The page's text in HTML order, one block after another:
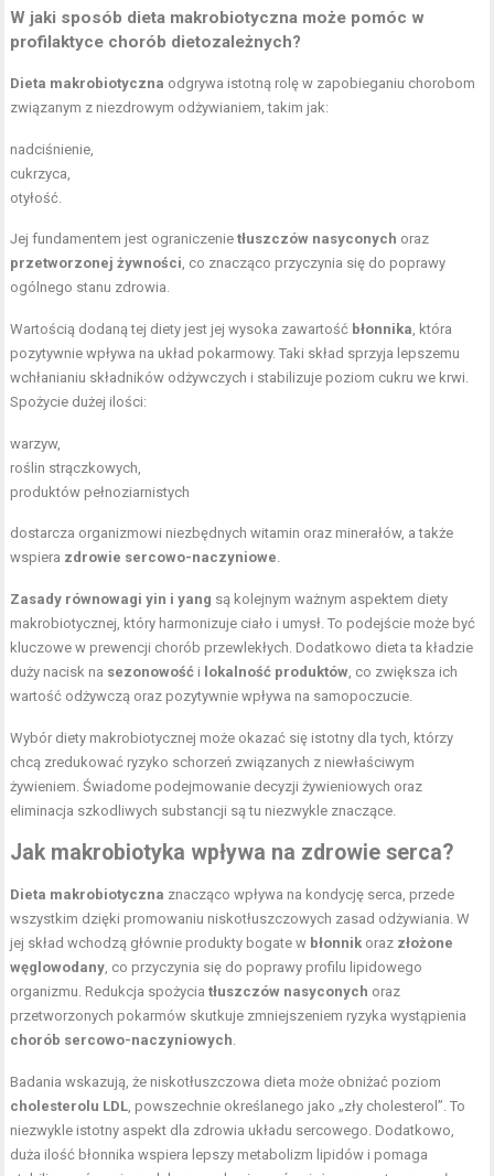
W jaki sposób dieta makrobiotyczna może pomóc w
profilaktyce chorób dietozależnych?
Dieta makrobiotyczna odgrywa istotną rolę w zapobieganiu chorobom
związanym z niezdrowym odżywianiem, takim jak:
nadciśnienie,
cukrzyca,
otyłość.
Jej fundamentem jest ograniczenietłuszczów nasyconych oraz
przetworzonej żywności, co znacząco przyczynia się do poprawy
ogólnego stanu zdrowia.
Wartością dodaną tej diety jest jej wysoka zawartość błonnika, która
pozytywnie wpływa na układ pokarmowy. Taki skład sprzyja lepszemu
wchłanianiu składników odżywczych i stabilizuje poziom cukru we krwi.
Spożycie dużej ilości:
warzyw,
roślin strączkowych,
produktów pełnoziarnistych
dostarcza organizmowi niezbędnych witamin oraz minerałów, a także
wspiera zdrowie sercowo-naczyniowe.
Zasady równowagi yin i yang są kolejnym ważnym aspektem diety
makrobiotycznej, który harmonizuje ciało i umysł. To podejście może być
kluczowe w prewencji chorób przewlekłych. Dodatkowo dieta ta kładzie
duży nacisk na sezonowość i lokalność produktów, co zwiększa ich
wartość odżywczą oraz pozytywnie wpływa na samopoczucie.
Wybór diety makrobiotycznej może okazać się istotny dla tych, którzy
chcą zredukować ryzyko schorzeń związanych z niewłaściwym
żywieniem. Świadome podejmowanie decyzji żywieniowych oraz
eliminacja szkodliwych substancji są tu niezwykle znaczące.
Jak makrobiotyka wpływa na zdrowie serca?
Dieta makrobiotyczna znacząco wpływa na kondycję serca, przede
wszystkim dzięki promowaniu niskotłuszczowych zasad odżywiania. W
jej skład wchodzą głównie produkty bogate w błonnik oraz złożone
węglowodany, co przyczynia się do poprawy profilu lipidowego
organizmu. Redukcja spożyciatłuszczów nasyconych oraz
przetworzonych pokarmów skutkuje zmniejszeniem ryzyka wystąpienia
chorób sercowo-naczyniowych.
Badania wskazują, że niskotłuszczowa dieta może obniżać poziom
cholesterolu LDL, powszechnie określanego jako „zły cholesterol”. To
niezwykle istotny aspekt dla zdrowia układu sercowego. Dodatkowo,
duża ilość błonnika wspiera lepszy metabolizm lipidów i pomaga